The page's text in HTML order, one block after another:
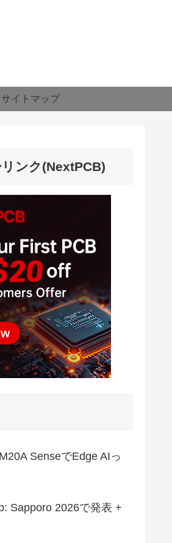
サイトマップ
ンク(NextPCB)
SenseでEdge AIっ
Sapporo 2026で発表 +